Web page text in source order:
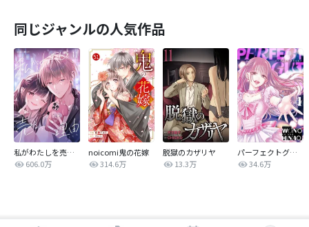
同じジャンルの人気作品
私がわたしを売る理由
606.0万
noicomi鬼の花嫁
314.6万
脱獄のカザリヤ
13.3万
パーフェクトグリッター
34.6万